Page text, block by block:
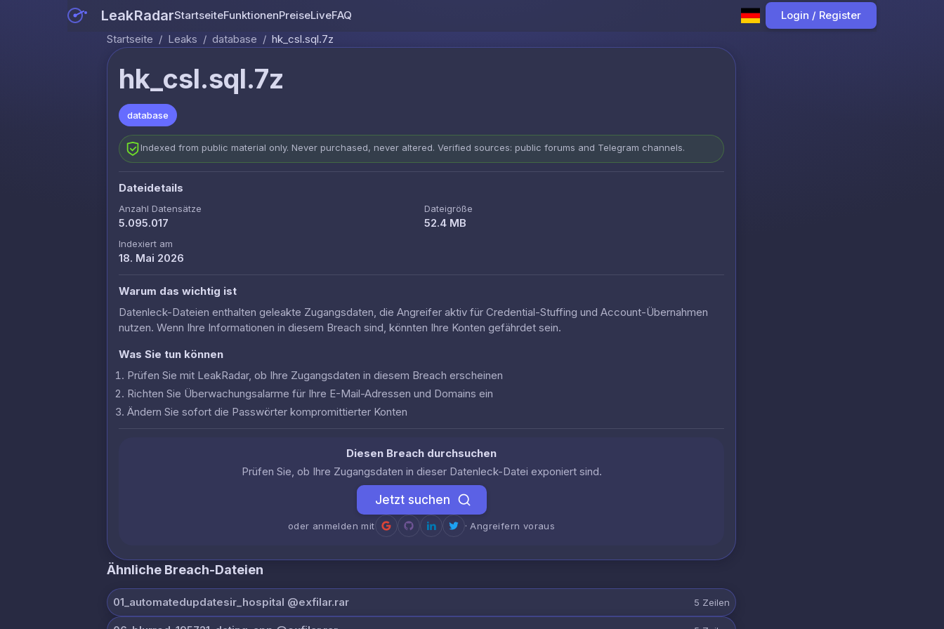
LeakRadarStartseiteFunktionenPreiseLiveFAQ
Login / Register
Startseite / Leaks / database / hk_csl.sql.7z
hk_csl.sql.7z
database
Indexed from public material only. Never purchased, never altered. Verified sources: public forums and Telegram channels.
Dateidetails
Anzahl Datensätze
5.095.017
Dateigröße
52.4 MB
Indexiert am
18. Mai 2026
Warum das wichtig ist
Datenleck-Dateien enthalten geleakte Zugangsdaten, die Angreifer aktiv für Credential-Stuffing und Account-Übernahmen
nutzen. Wenn Ihre Informationen in diesem Breach sind, könnten Ihre Konten gefährdet sein.
Was Sie tun können
Prüfen Sie mit LeakRadar, ob Ihre Zugangsdaten in diesem Breach erscheinen
Richten Sie Überwachungsalarme für Ihre E-Mail-Adressen und Domains ein
Ändern Sie sofort die Passwörter kompromittierter Konten
Diesen Breach durchsuchen
Prüfen Sie, ob Ihre Zugangsdaten in dieser Datenleck-Datei exponiert sind.
Jetzt suchen
oder anmelden mit · Angreifern voraus
Ähnliche Breach-Dateien
01_automatedupdatesir_hospital @exfilar.rar 5 Zeilen